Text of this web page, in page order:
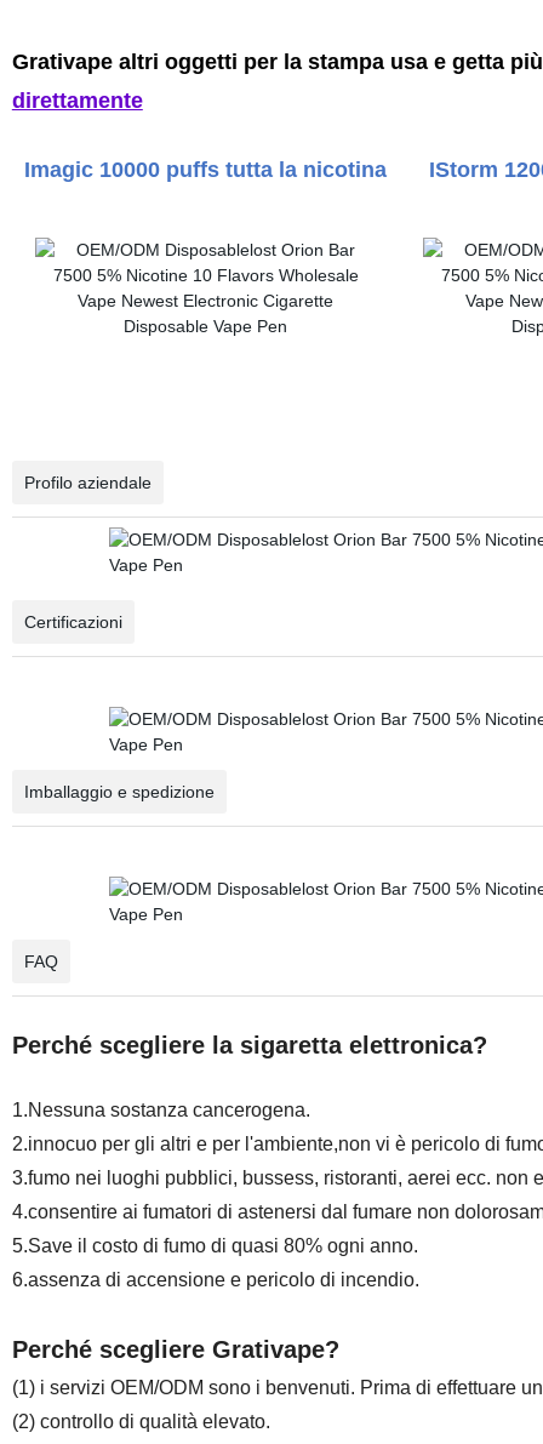
Grativape altri oggetti per la stampa usa e getta
direttamente
Imagic 10000 puffs tutta la nicotina IStorm
Profilo aziendale
Certificazioni
Imballaggio e spedizione
FAQ
Perché scegliere la sigaretta elettronica?
1.Nessuna sostanza cancerogena.
2.innocuo per gli altri e per l'ambiente,non vi è pericolo di
3.fumo nei luoghi pubblici, bussess, ristoranti, aerei ecc. non
4.consentire ai fumatori di astenersi dal fumare non
5.Save il costo di fumo di quasi 80% ogni anno.
6.assenza di accensione e pericolo di incendio.
Perché scegliere Grativape?
(1) i servizi OEM/ODM sono i benvenuti. Prima di effettuare
(2) controllo di qualità elevato.